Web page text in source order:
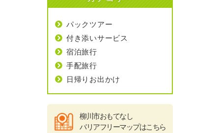
パックツアー
付き添いサービス
宿泊旅行
手配旅行
日帰りお出かけ
柳川市おもてなし
バリアフリーマップはこちら